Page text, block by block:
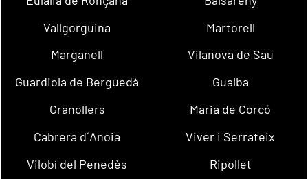
Vallgorguina
Martorell
Marganell
Vilanova de Sau
Guardiola de Berguedà
Gualba
Granollers
Maria de Corcó
Cabrera d´Anoia
Viver i Serrateix
Vilobí del Penedès
Ripollet